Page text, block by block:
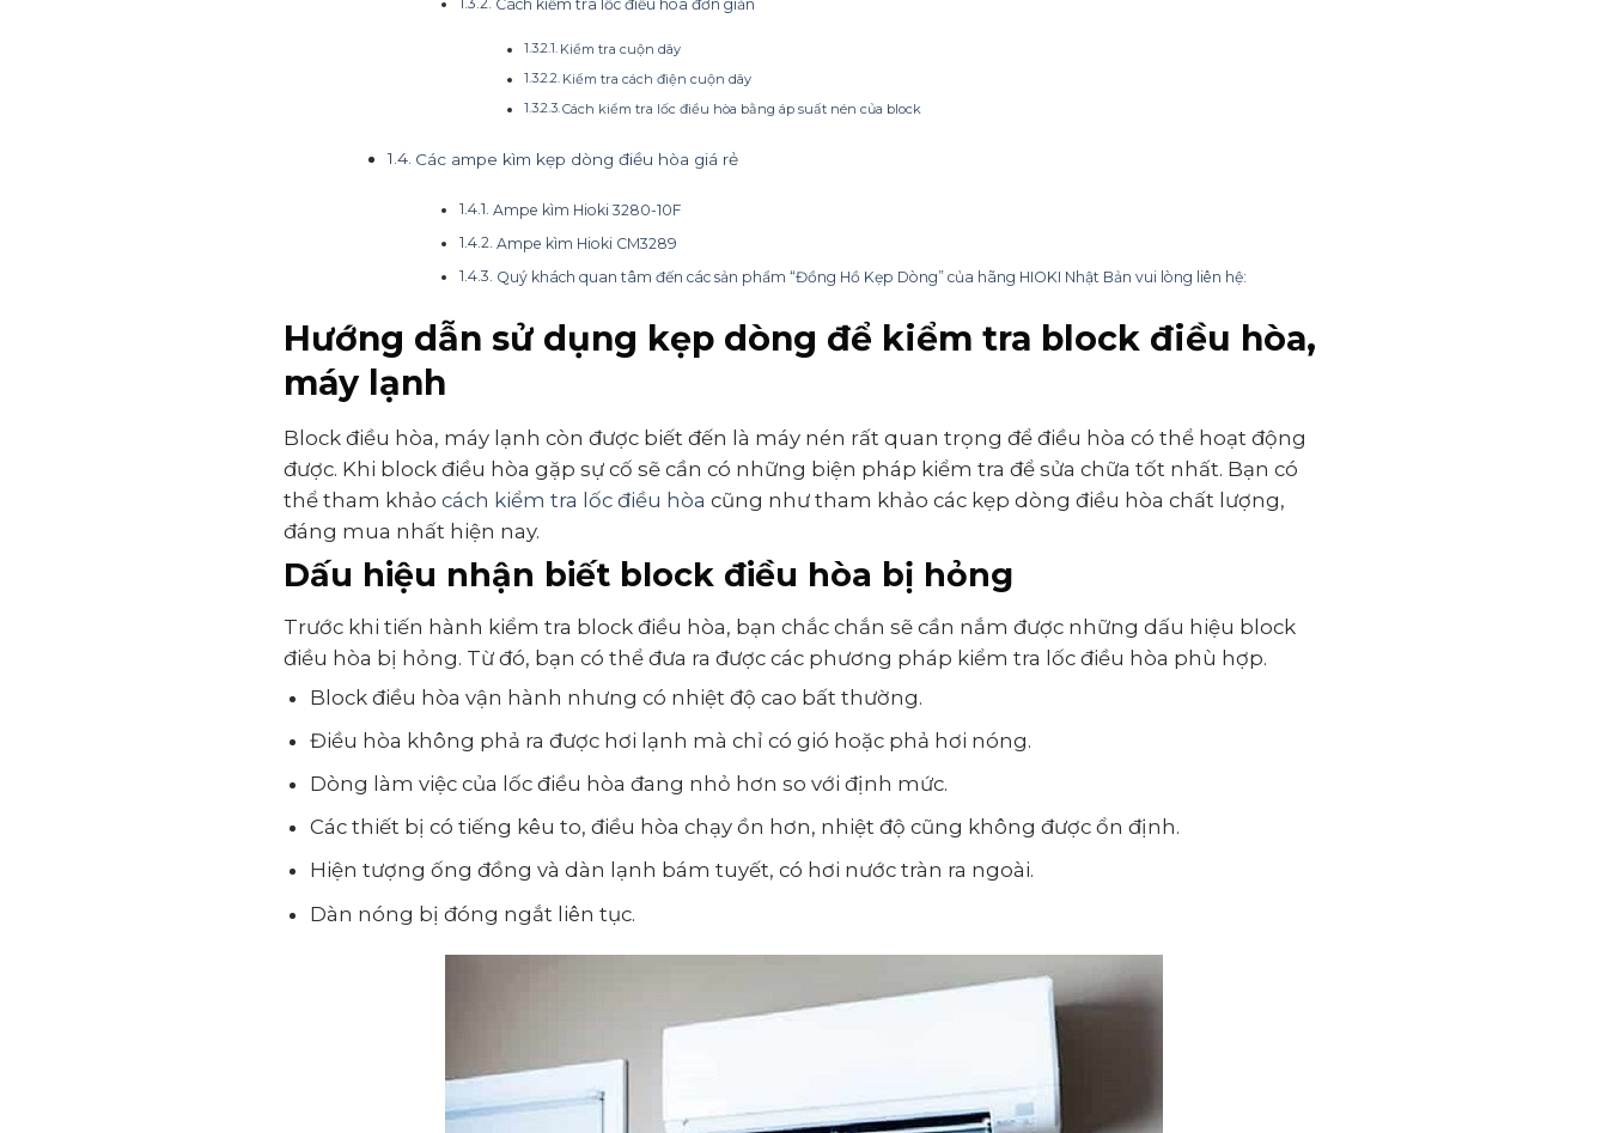
Cách kiểm tra lốc điều hòa đơn giản
Kiểm tra cuộn dây
Kiểm tra cách điện cuộn dây
Cách kiểm tra lốc điều hòa bằng áp suất nén của block
Các ampe kìm kẹp dòng điều hòa giá rẻ
Ampe kìm Hioki 3280-10F
Ampe kìm Hioki CM3289
Quý khách quan tâm đến các sản phẩm “Đồng Hồ Kẹp Dòng” của hãng HIOKI Nhật Bản vui lòng liên hệ:
Hướng dẫn sử dụng kẹp dòng để kiểm tra block điều hòa,
máy lạnh
Block điều hòa, máy lạnh còn được biết đến là máy nén rất quan trọng để điều hòa có thể hoạt động
được. Khi block điều hòa gặp sự cố sẽ cần có những biện pháp kiểm tra để sửa chữa tốt nhất. Bạn có
thể tham khảo cách kiểm tra lốc điều hòa cũng như tham khảo các kẹp dòng điều hòa chất lượng,
đáng mua nhất hiện nay.
Dấu hiệu nhận biết block điều hòa bị hỏng
Trước khi tiến hành kiểm tra block điều hòa, bạn chắc chắn sẽ cần nắm được những dấu hiệu block
điều hòa bị hỏng. Từ đó, bạn có thể đưa ra được các phương pháp kiểm tra lốc điều hòa phù hợp.
Block điều hòa vận hành nhưng có nhiệt độ cao bất thường.
Điều hòa không phả ra được hơi lạnh mà chỉ có gió hoặc phả hơi nóng.
Dòng làm việc của lốc điều hòa đang nhỏ hơn so với định mức.
Các thiết bị có tiếng kêu to, điều hòa chạy ồn hơn, nhiệt độ cũng không được ổn định.
Hiện tượng ống đồng và dàn lạnh bám tuyết, có hơi nước tràn ra ngoài.
Dàn nóng bị đóng ngắt liên tục.